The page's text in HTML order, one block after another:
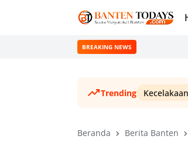
BREAKING NEWS
Trending
Beranda Berita Banten